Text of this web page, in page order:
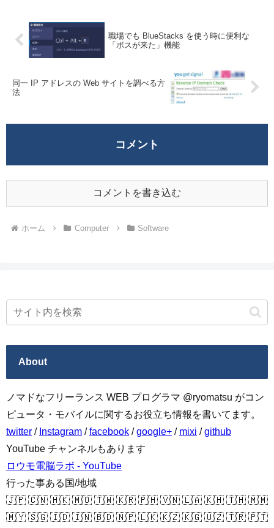
職場でも BlueStacks を使う時に便利な
「ボスが来た」機能
同一 IP アドレスの Web サイトを調べる方
法
コメント
コメントを書き込む
ホーム Computer Software
About
ノマドなフリーランス WEB プログラマ @ryomatsu がコン
ピュータ・モバイルに関するお役立ち情報を書いてます。
twitter / Instagram /facebook /google+ / mixi /github
YouTube チャンネルもあります
ロウモ電脳ラボ - YouTube
行った事ある国/地域
🇯🇵 🇨🇳 🇭🇰 🇲🇴 🇹🇼 🇰🇷 🇵🇭 🇻🇳 🇱🇦 🇰🇭 🇹🇭 🇲🇲
🇲🇾 🇸🇬 🇮🇩 🇮🇳 🇧🇩 🇳🇵 🇱🇰 🇰🇿 🇰🇬 🇺🇿 🇹🇷 🇵🇹